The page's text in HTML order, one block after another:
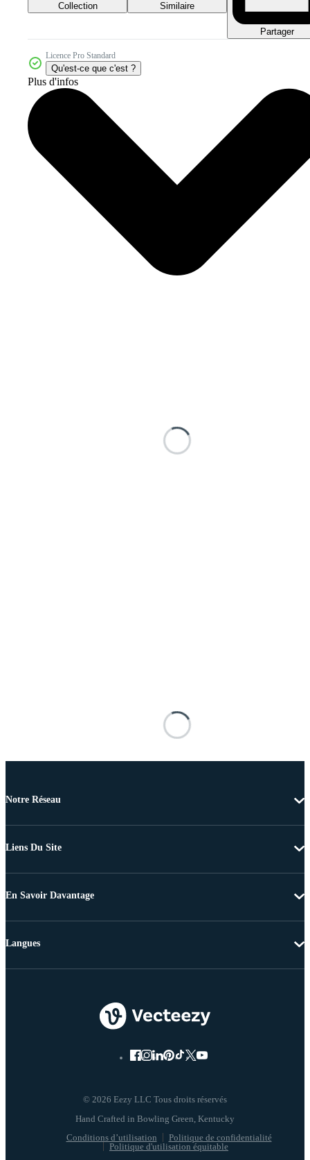
Collection Similaire
Partager
Licence Pro Standard
Qu'est-ce que c'est ?
Plus d'infos
Notre Réseau
Liens Du Site
En Savoir Davantage
© 2026 Eezy LLC Tous droits réservés
Conditions d’utilisation
Politique de confidentialité
Politique d'utilisation équitable
Langues